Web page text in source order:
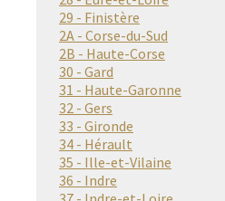
29 - Finistère
2A - Corse-du-Sud
2B - Haute-Corse
30 - Gard
31 - Haute-Garonne
32 - Gers
33 - Gironde
34 - Hérault
35 - Ille-et-Vilaine
36 - Indre